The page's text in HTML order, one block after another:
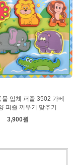
물 입체 퍼즐 3502 가베
퍼즐 끼우기 맞추기
3,900원